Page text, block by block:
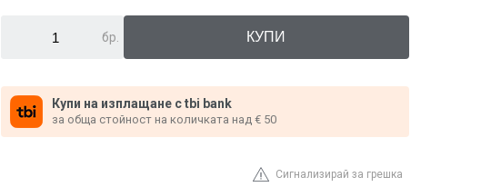
бр.
Купи на изплащане с tbi bank
за обща стойност на количката над € 50
Сигнализирай за грешка